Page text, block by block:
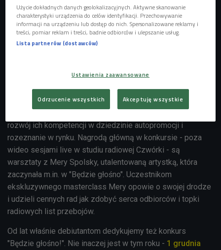
artystów, którzy swoją ciężką pracą i pasją zdobywają
serca słuchaczy. Nie brakuje też rozmów z tymi bardziej
doświadczonymi w branży.
redaktorka naczelna Justyna Dżbik-Kluge. - Przy każdej
kolejnej edycji konkursu "Będzie głośno" zastanawiamy się
jakie realne potrzeby mają dziś młodzi artyści, próbujący
rozwój ich kompetencji w dziedzinie autopromocji i
rozeznanie w rynku. Nagrodą główną w konkursie - poza
wideo sesjami live w studiu radiowej Czwórki - są
warsztaty z Mery Spolsky, utalentowaną artystką, która
zaczynała m.in. w "Będzie głośno". Uczestnikom
ekskluzywnego masterclass Mery opowie o swojej drodze
i udzieli cennych rad jak zdobyć serca odbiorców i topki
radiowych list przebojów.
Od lat właśnie debiutantom dedykujemy też konkurs
"Będzie głośno!". Nie inaczej jest w tym roku - 1 grudnia
Użycie dokładnych danych geolokalizacyjnych. Aktywne skanowanie
charakterystyki urządzenia do celów identyfikacji. Przechowywanie
informacji na urządzeniu lub dostęp do nich. Spersonalizowane reklamy i
treści, pomiar reklam i treści, badnie odbiorców i ulepszanie usług.
Lista partnerów (dostawców)
Ustawienia zaawansowane
Odrzucenie wszystkich Akceptuję wszystkie